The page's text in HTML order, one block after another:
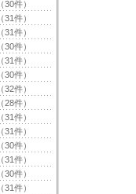
（30件）
（31件）
（31件）
（30件）
（31件）
（30件）
（32件）
（28件）
（31件）
（31件）
（30件）
（31件）
（30件）
（31件）